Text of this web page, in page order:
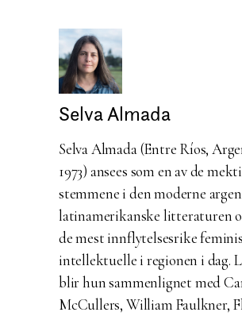
Selva Almada
Selva Almada (Entre Ríos,
1973) ansees som en av de
stemmene i den moderne
latinamerikanske litteraturen
de mest innflytelsesrike
intellektuelle i regionen i dag.
blir hun sammenlignet med
McCullers, William Faulkner,